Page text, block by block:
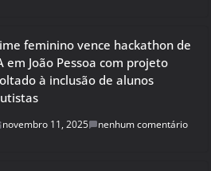
feminino vence hackathon de
em João Pessoa com projeto
à inclusão de alunos
novembro 11, 2025 nenhum comentário